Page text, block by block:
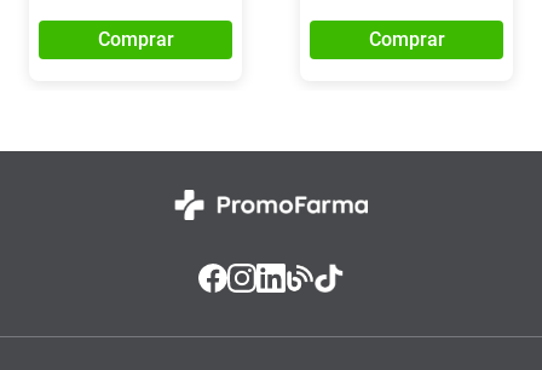
Comprar Comprar